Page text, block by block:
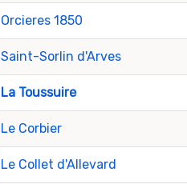
Orcieres 1850
Saint-Sorlin d'Arves
La Toussuire
Le Corbier
Le Collet d'Allevard